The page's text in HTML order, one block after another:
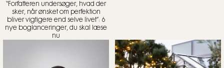
“Forfatteren undersøger, hvad der
sker, når ønsket om perfektion
bliver vigtigere end selve livet”: 6
nye boglanceringer, du skal læse
nu